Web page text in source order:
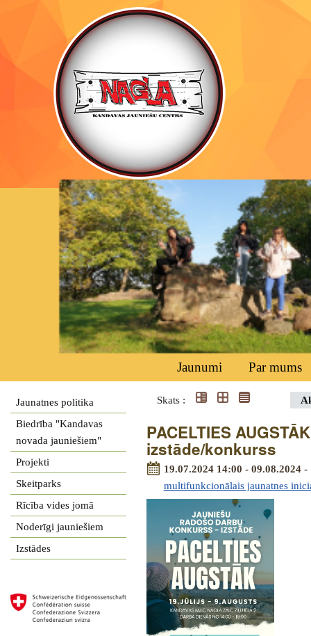
Jaunumi Par mums
Jaunatnes politika
Biedrība "Kandavas
novada jauniešiem"
Projekti
Skeitparks
Rīcība vides jomā
Noderīgi jauniešiem
Izstādes
Skats :
PACELTIES
izstāde/konkurss
19.07.2024 14:00 - 09.08.2024
multifunkcionālais jaunatnes